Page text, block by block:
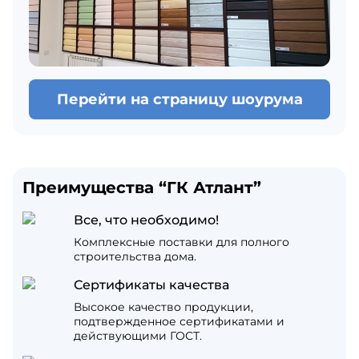
Перейти на страницу шоурума
Преимущества “ГК Атлант”
Все, что необходимо!
Комплексные поставки для полного
строительства дома.
Сертификаты качества
Высокое качество продукции,
подтвержденное сертификатами и
действующими ГОСТ.